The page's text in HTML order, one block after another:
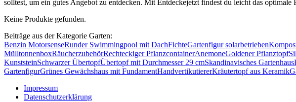
solltest, um ein gutes Angebot zu entdecken. Mit Entdeckejetzt findest du leicht das optimale
Keine Produkte gefunden.
Beiträge aus der Kategorie Garten:
Benzin MotorsenseRunder Swimmingpool mit DachFichteGartenfigur solarbetrieben
MülltonnenboxRäucherzubehörRechteckiger PflanzcontainerAnemoneGoldener Pflanztopf
KunststeinSchwarzer ÜbertopfÜbertopf mit Durchmesser 29 cmSkandinavisches Gartenhaus
GartenfigurGrünes Gewächshaus mit FundamentHandvertikutiererKräutertopf aus Keramik
Impressum
Datenschutzerklärung